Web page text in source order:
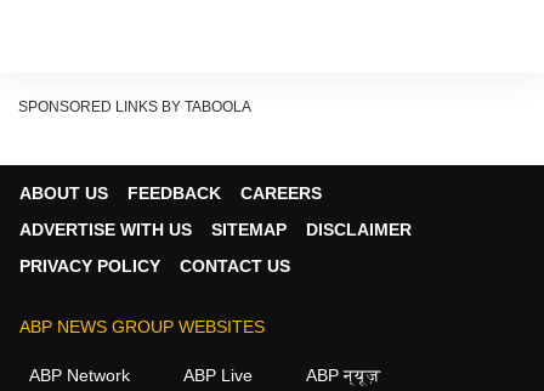
SPONSORED LINKS BY TABOOLA
ABOUT US FEEDBACK
CAREERS
ADVERTISE WITH US
SITEMAP
DISCLAIMER
PRIVACY POLICY
CONTACT US
ABP NEWS GROUP WEBSITES
ABP Network ABP Live ABP न्यूज़